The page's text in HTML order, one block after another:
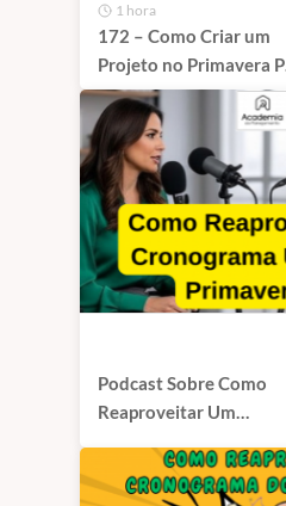
1 hora
172 – Como Criar um
Projeto no Primavera P6
com Ajuda da IA
Podcast Sobre Como
Reaproveitar Um
Primavera P6